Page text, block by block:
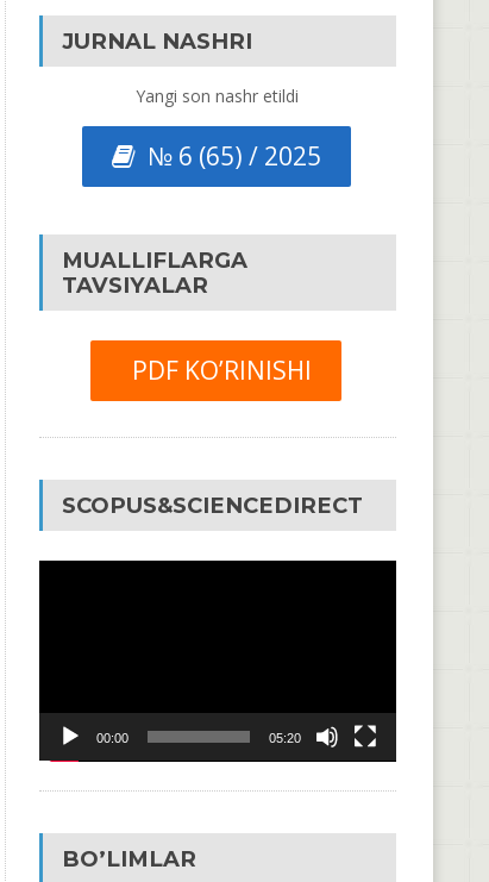
JURNAL NASHRI
Yangi son nashr etildi
№ 6 (65) / 2025
MUALLIFLARGA
TAVSIYALAR
PDF KO’RINISHI
SCOPUS&SCIENCEDIRECT
00:00 05:20
BO’LIMLAR